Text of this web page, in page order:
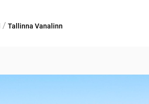
/ Tallinna Vanalinn